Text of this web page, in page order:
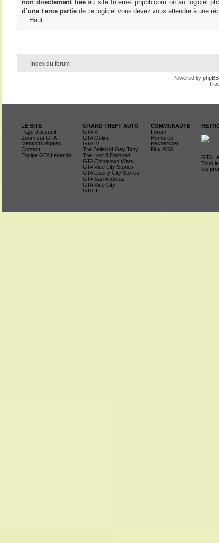
non directement liéeau site Internet phpbb.com ou au logiciel
d’une tierce partiede ce logiciel vous devez vous attendre à une
Haut
Index du forum
Powered by phpBB
LE SITE
Page d'accueil
Zoom sur GTA
Mentions légales
Contact
Equipe GTA Légende
GRAND THEFT AUTO
GTA V
GTA Online
GTA IV
The Ballad of Gay Tony
The Lost & Damned
GTA Chinatown Wars
GTA Vice City Stories
GTA Liberty City Stories
GTA San Andreas
GTA Vice City
GTA III
COMMUNAUTE
Forum
Membres
Rechercher
Flux RSS
GTA
Tous
les